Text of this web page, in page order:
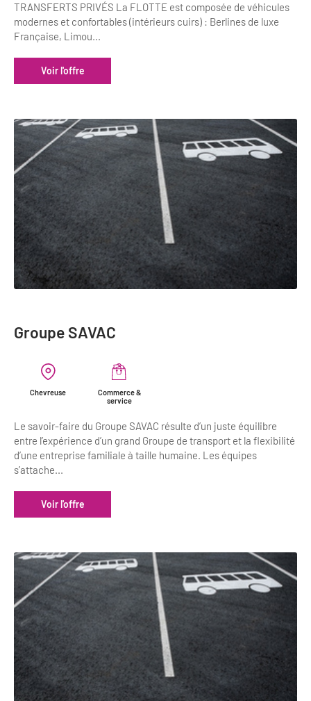
TRANSFERTS PRIVÉS La FLOTTE est composée de véhicules
modernes et confortables (intérieurs cuirs) : Berlines de luxe
Française, Limou...
Voir l'offre
Groupe SAVAC
Chevreuse
Commerce &
service
Le savoir-faire du Groupe SAVAC résulte d’un juste équilibre
entre l’expérience d’un grand Groupe de transport et la flexibilité
d’une entreprise familiale à taille humaine. Les équipes
s’attache...
Voir l'offre